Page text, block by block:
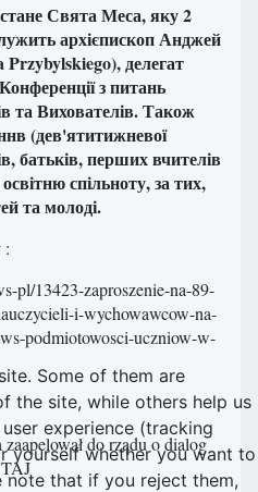
Свята Меса, яку 2
архієпископ Анджей
делегат
з питань
та Вихователів. Також
(дев'ятитижневої
батьків, перших вчителів
спільноту, за тих,
та молоді.
:
pl/13423-zaproszenie-na-89-
i-wychowawcow-na-
podmiotowosci-uczniow-w-
do rządu o dialog
Some of them are
the site, while others help us
experience (tracking
yourself whether you want to
note that if you reject them,